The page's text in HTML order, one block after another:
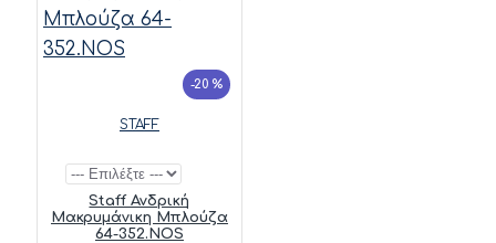
-20 %
STAFF
Staff Ανδρική
Μακρυμάνικη Μπλούζα
64-352.NOS